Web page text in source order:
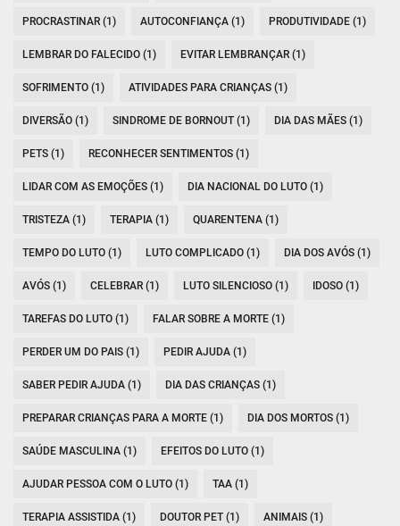
PROCRASTINAR (1) AUTOCONFIANÇA (1) PRODUTIVIDADE (1)
LEMBRAR DO FALECIDO (1) EVITAR LEMBRANÇAR (1)
SOFRIMENTO (1) ATIVIDADES PARA CRIANÇAS (1)
DIVERSÃO (1) SINDROME DE BORNOUT (1) DIA DAS MÃES (1)
PETS (1) RECONHECER SENTIMENTOS (1)
LIDAR COM AS EMOÇÕES (1) DIA NACIONAL DO LUTO (1)
TRISTEZA (1) TERAPIA (1) QUARENTENA (1)
TEMPO DO LUTO (1) LUTO COMPLICADO (1) DIA DOS AVÓS (1)
AVÓS (1) CELEBRAR (1) LUTO SILENCIOSO (1) IDOSO (1)
TAREFAS DO LUTO (1) FALAR SOBRE A MORTE (1)
PERDER UM DO PAIS (1) PEDIR AJUDA (1)
SABER PEDIR AJUDA (1) DIA DAS CRIANÇAS (1)
PREPARAR CRIANÇAS PARA A MORTE (1) DIA DOS MORTOS (1)
SAÚDE MASCULINA (1) EFEITOS DO LUTO (1)
AJUDAR PESSOA COM O LUTO (1) TAA (1)
TERAPIA ASSISTIDA (1) DOUTOR PET (1) ANIMAIS (1)